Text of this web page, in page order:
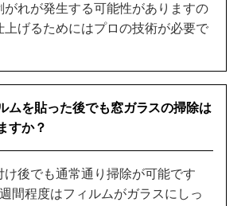
がれが発生する可能性がありますの
上げるためにはプロの技術が必要で
ムを貼った後でも窓ガラスの掃除は
すか？
け後でも通常通り掃除が可能です
間程度はフィルムがガラスにしっ